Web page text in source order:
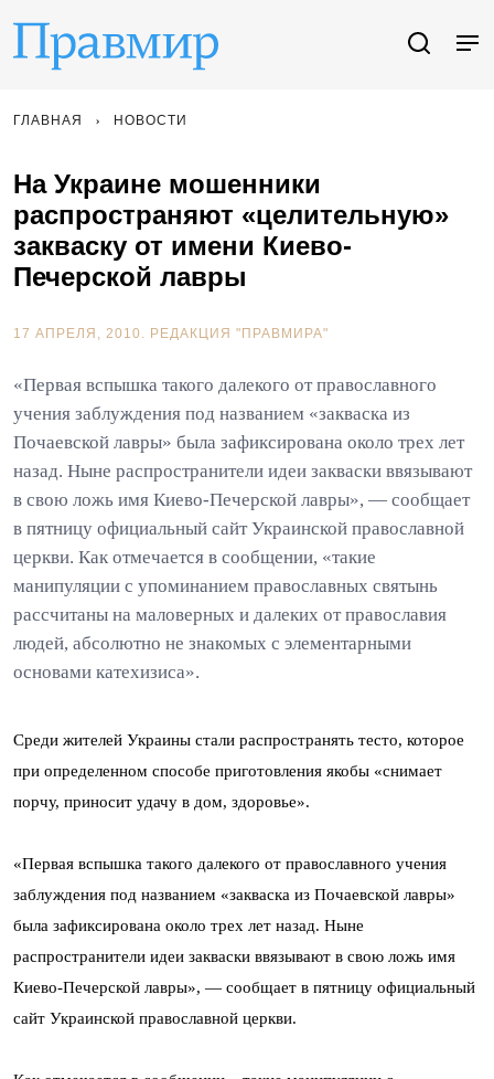
ГЛАВНАЯ НОВОСТИ
На Украине мошенники
распространяют «целительную»
закваску от имени Киево-
Печерской лавры
17 АПРЕЛЯ, 2010. РЕДАКЦИЯ "ПРАВМИРА"
«Первая вспышка такого далекого от православного
учения заблуждения под названием «закваска из
Почаевской лавры» была зафиксирована около трех лет
назад. Ныне распространители идеи закваски ввязывают
в свою ложь имя Киево-Печерской лавры», — сообщает
в пятницу официальный сайт Украинской православной
церкви. Как отмечается в сообщении, «такие
манипуляции с упоминанием православных святынь
рассчитаны на маловерных и далеких от православия
людей, абсолютно не знакомых с элементарными
основами катехизиса».
Среди жителей Украины стали распространять тесто, которое
при определенном способе приготовления якобы «снимает
порчу, приносит удачу в дом, здоровье».
«Первая вспышка такого далекого от православного учения
заблуждения под названием «закваска из Почаевской лавры»
была зафиксирована около трех лет назад. Ныне
распространители идеи закваски ввязывают в свою ложь имя
Киево-Печерской лавры», — сообщает в пятницу официальный
сайт Украинской православной церкви.